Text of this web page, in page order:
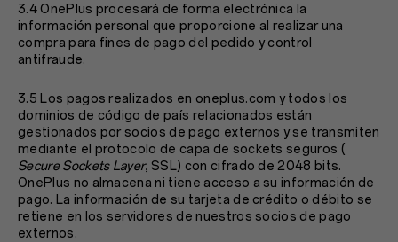
3.4 OnePlus procesará de forma electrónica la
información personal que proporcione al realizar una
compra para fines de pago del pedido y control
antifraude.
3.5 Los pagos realizados en oneplus.com y todos los
dominios de código de país relacionados están
gestionados por socios de pago externos y se transmiten
mediante el protocolo de capa de sockets seguros (
Secure Sockets Layer, SSL) con cifrado de 2048 bits.
OnePlus no almacena ni tiene acceso a su información de
pago. La información de su tarjeta de crédito o débito se
retiene en los servidores de nuestros socios de pago
externos.